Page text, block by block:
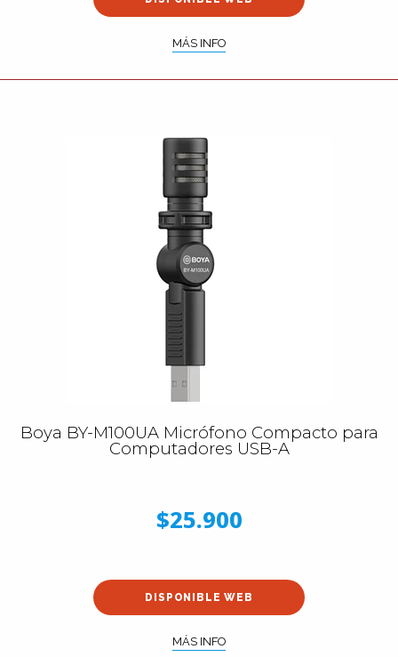
MÁS INFO
Boya BY-M100UA Micrófono Compacto para
Computadores USB-A
$25.900
DISPONIBLE WEB
MÁS INFO